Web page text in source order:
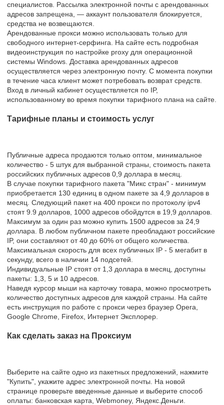
специалистов. Рассылка электронной почты с арендованных
адресов запрещена, — аккаунт пользователя блокируется,
средства не возвещаются.
Арендованные прокси можно использовать только для
свободного интернет-серфинга. На сайте есть подробная
видеоинструкция по настройке proxy для операционной
системы Windows. Доставка арендованных адресов
осуществляется через электронную почту. С момента покупки
в течение часа клиент может потребовать возврат средств.
Вход в личный кабинет осуществляется по IP,
использованному во время покупки тарифного плана на сайте.
Тарифные планы и стоимость услуг
Публичные адреса продаются только оптом, минимальное
количество - 5 штук для выбранной страны, стоимость пакета
российских публичных адресов 0,9 доллара в месяц.
В случае покупки тарифного пакета "Микс стран" - минимум
приобретается 130 единиц в одном пакете за 4,9 долларов в
месяц. Следующий пакет на 400 прокси по протоколу ipv4
стоят 9.9 долларов, 1000 адресов обойдутся в 19,9 долларов.
Максимум за один раз можно купить 1500 адресов за 24,9
доллара. В любом публичном пакете преобладают российские
IP, они составляют от 40 до 60% от общего количества.
Максимальная скорость для всех публичных IP - 5 мегабит в
секунду, всего в наличии 14 подсетей.
Индивидуальные IP стоят от 1,3 доллара в месяц, доступны
пакеты: 1,3, 5 и 10 адресов.
Наведя курсор мыши на карточку товара, можно просмотреть
количество доступных адресов для каждой страны. На сайте
есть инструкция по работе с прокси через браузер Opera,
Google Chrome, Firefox, Интернет Эксплорер.
Как сделать заказ на Проксиум
Выберите на сайте одно из пакетных предложений, нажмите
"Купить", укажите адрес электронной почты. На новой
странице проверьте введенные данные и выберите способ
оплаты: банковская карта, Webmoney, Яндекс.Деньги.